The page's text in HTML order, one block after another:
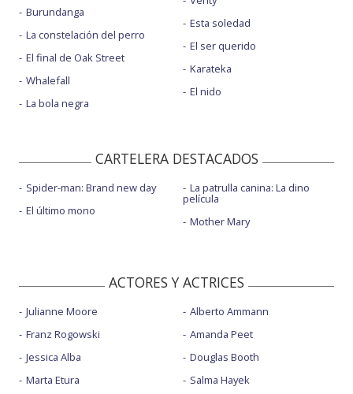
Burundanga
La constelación del perro
El final de Oak Street
Whalefall
La bola negra
Esta soledad
El ser querido
Karateka
El nido
CARTELERA DESTACADOS
Spider-man: Brand new day
El último mono
La patrulla canina: La dino
película
Mother Mary
ACTORES Y ACTRICES
Julianne Moore
Franz Rogowski
Jessica Alba
Marta Etura
Alberto Ammann
Amanda Peet
Douglas Booth
Salma Hayek